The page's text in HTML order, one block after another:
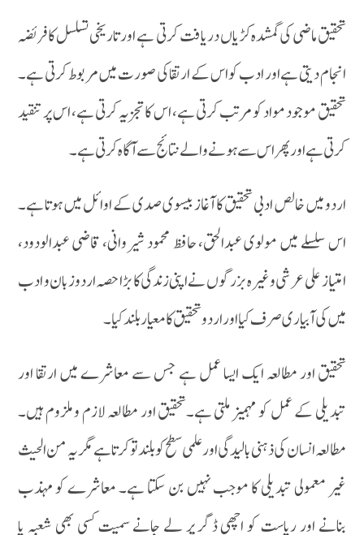
تحقیق ماضی کی گمشدہ کڑیاں دریافت کرتی ہے اور تاریخی تسلسل کا فریضہ
انجام دیتی ہے اور ادب کو اس کے ارتقا کی صورت میں مربوط کرتی ہے۔
تحقیق موجود مواد کو مرتب کرتی ہے، اس کا تجزیہ کرتی ہے، اس پر تنقید
کرتی ہے اور پھر اس سے ہونے والے نتائج سے آگاہ کرتی ہے۔
اردو میں خالص ادبی تحقیق کا آغازبیسوی صدی کے اوائل میں ہوتا ہے۔
اس سلسلے میں مولوی عبدالحق، حافظ محمود شیروانی، قاضی عبدالودود،
امتیاز علی عرشی وغیرہ بزرگوں نے اپنی زندگی کا بڑا حصہ اردو زبان و ادب
میں کی آبیاری صرف کیا اور اردو تحقیق کا معیار بلند کیا۔
تحقیق اور مطالعہ ایک ایسا عمل ہے جس سے معاشرے میں ارتقا اور
تبدیلی کے عمل کو مہمیز ملتی ہے۔تحقیق اور مطالعہ لازم و ملزوم ہیں۔
مطالعہ انسان کی ذہنی بالیدگی اور علمی سطح کو بلند تو کرتا ہے مگر یہ من الحیث
غیر معمولی تبدیلی کا موجب نہیں بن سکتا ہے۔ معاشرے کو مہذب
بنانے اور ریاست کو اچھی ڈگر پر لے جانے سمیت کسی بھی شعبہ یا